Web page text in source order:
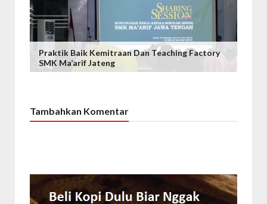
Praktik Baik Kemitraan Dan Teaching Factory
SMK Ma’arif Jateng
Tambahkan Komentar